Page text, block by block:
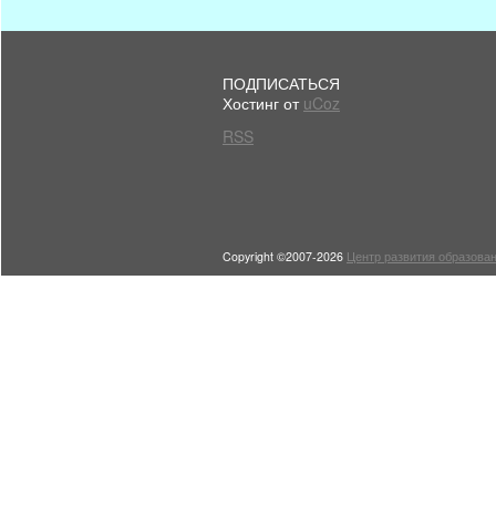
ПОДПИСАТЬСЯ
Хостинг от uCoz
RSS
Copyright ©2007-2026 Центр развития